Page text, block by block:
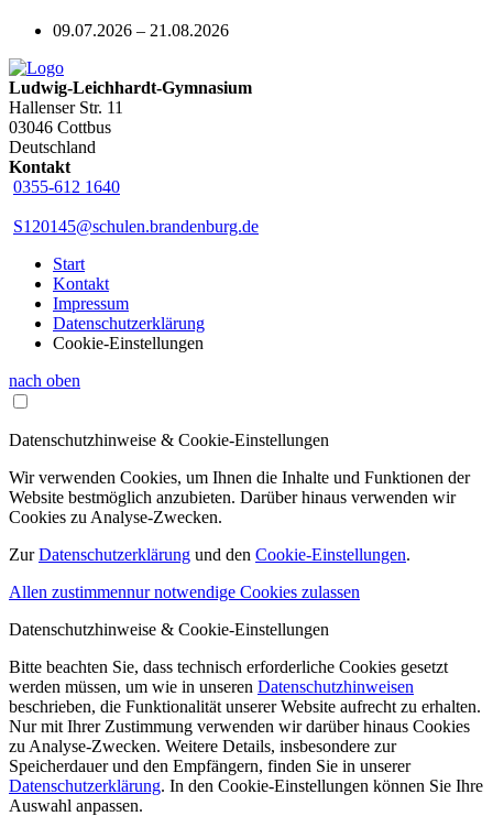
09.07.2026 – 21.08.2026
Ludwig-Leichhardt-Gymnasium
Hallenser Str. 11
03046 Cottbus
Deutschland
Kontakt
0355-612 1640
S120145@schulen.brandenburg.de
Start
Kontakt
Impressum
Datenschutzerklärung
Cookie-Einstellungen
nach oben
Datenschutzhinweise & Cookie-Einstellungen
Wir verwenden Cookies, um Ihnen die Inhalte und Funktionen der
Website bestmöglich anzubieten. Darüber hinaus verwenden wir
Cookies zu Analyse-Zwecken.
ZurDatenschutzerklärung und den Cookie-Einstellungen.
Allen zustimmennur notwendige Cookies zulassen
Datenschutzhinweise & Cookie-Einstellungen
Bitte beachten Sie, dass technisch erforderliche Cookies gesetzt
werden müssen, um wie in unseren Datenschutzhinweisen
beschrieben, die Funktionalität unserer Website aufrecht zu erhalten.
Nur mit Ihrer Zustimmung verwenden wir darüber hinaus Cookies
zu Analyse-Zwecken. Weitere Details, insbesondere zur
Speicherdauer und den Empfängern, finden Sie in unserer
Datenschutzerklärung. In den Cookie-Einstellungen können Sie Ihre
Auswahl anpassen.